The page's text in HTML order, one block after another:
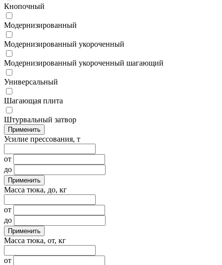
Кнопочный
Модернизированный
Модернизированный укороченный
Модернизированный укороченный шагающий
Универсальный
Шагающая плита
Штурвальный затвор
Применить
Усилие прессования, т
от
до
Применить
Масса тюка, до, кг
от
до
Применить
Масса тюка, от, кг
от